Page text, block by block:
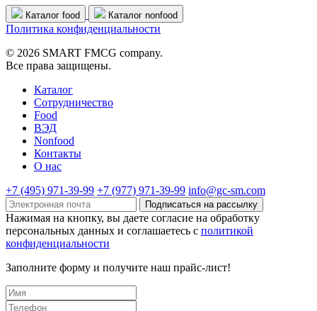
Каталог food Каталог nonfood
Политика конфиденциальности
© 2026 SMART FMCG company.
Все права защищены.
Каталог
Cотрудничество
Food
ВЭД
Nonfood
Контакты
О нас
+7 (495) 971-39-99 +7 (977) 971-39-99 info@gc-sm.com
Подписаться на рассылку
Нажимая на кнопку, вы даете согласие на обработку
персональных данных и соглашаетесь c политикой
конфиденциальности
Заполните форму и получите наш прайс-лист!